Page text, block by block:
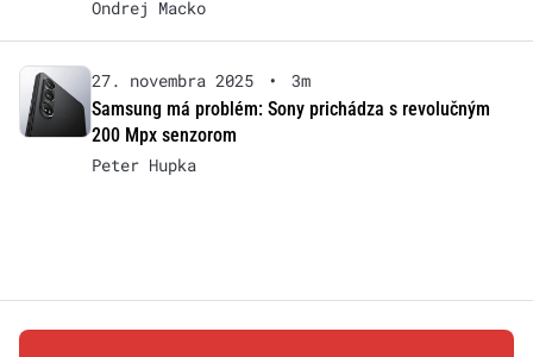
Ondrej Macko
27. novembra 2025 •
3m
Samsung má problém: Sony prichádza s revolučným
200 Mpx senzorom
Peter Hupka